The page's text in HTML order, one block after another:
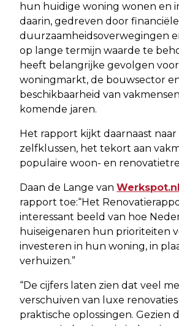
hun huidige woning wonen en
daarin, gedreven door
duurzaamheidsoverwegingen
op lange termijn waarde te
heeft belangrijke gevolgen
woningmarkt, de bouwsector
beschikbaarheid van
komende jaren.
Het rapport kijkt daarnaast
zelfklussen, het tekort aan
populaire woon- en
Daan de Lange van Werkspot.nl
rapport toe:“Het
interessant beeld van hoe
huiseigenaren hun prioriteiten
investeren in hun woning, in
verhuizen.”
“De cijfers laten zien dat veel
verschuiven van luxe
praktische oplossingen. Gezien